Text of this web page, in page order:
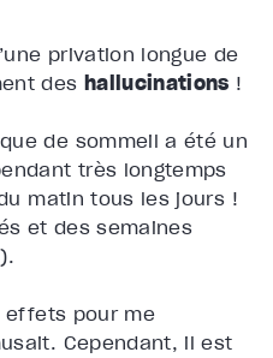
privation longue de
des hallucinations !
de sommeil a été un
très longtemps
matin tous les jours !
et des semaines
effets pour me
Cependant, il est